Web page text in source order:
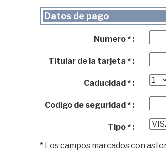
Datos de pago
Numero * :
Titular de la tarjeta * :
Caducidad * :
Codigo de seguridad * :
Tipo * :
* Los campos marcados con